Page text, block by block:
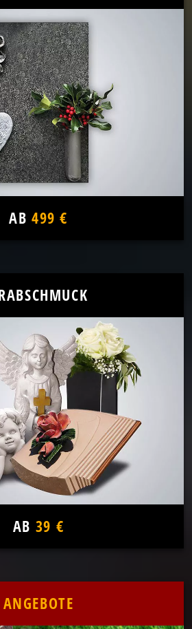
AB 499 €
AB 39 €
ANGEBOTE